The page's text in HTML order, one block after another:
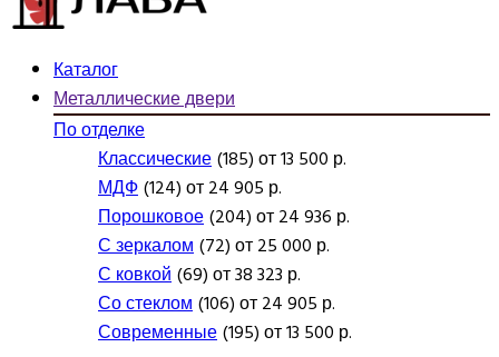
Каталог
Металлические двери
По отделке
Классические(185) от 13 500 р.
МДФ(124) от 24 905 р.
Порошковое(204) от 24 936 р.
С зеркалом(72) от 25 000 р.
С ковкой(69) от 38 323 р.
Со стеклом(106) от 24 905 р.
Современные(195) от 13 500 р.